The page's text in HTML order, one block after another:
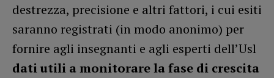
destrezza, precisione e altri fattori, i cui esiti
saranno registrati (in modo anonimo) per
fornire agli insegnanti e agli esperti dell’Usl
dati utili a monitorare la fase di crescita